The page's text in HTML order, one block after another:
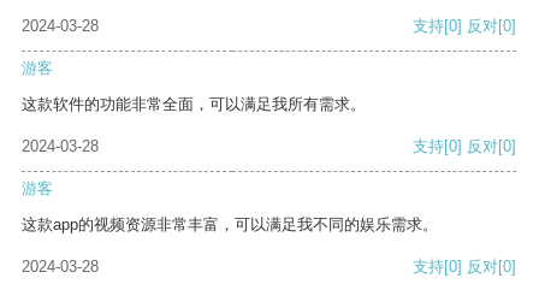
2024-03-28 支持[0] 反对[0]
游客
这款软件的功能非常全面，可以满足我所有需求。
2024-03-28 支持[0] 反对[0]
游客
这款app的视频资源非常丰富，可以满足我不同的娱乐需求。
2024-03-28 支持[0] 反对[0]